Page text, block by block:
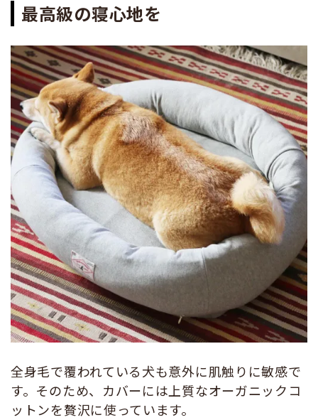
最高級の寝心地を
全身毛で覆われている犬も意外に肌触りに敏感で
す。そのため、カバーには上質なオーガニックコ
ットンを贅沢に使っています。